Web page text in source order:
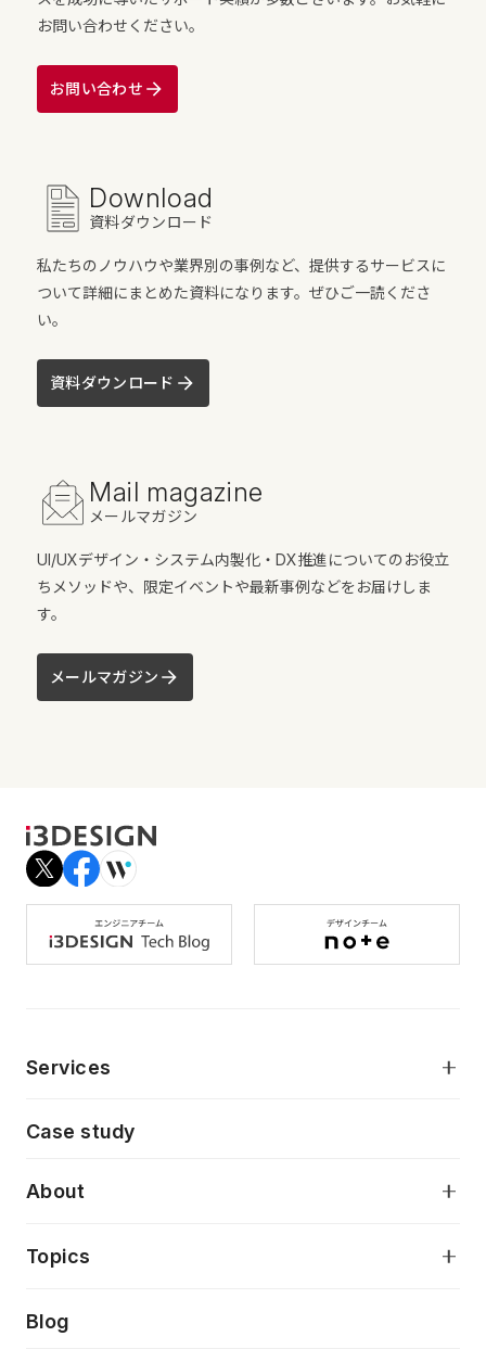
お問い合わせください。
お問い合わせ
Download
資料ダウンロード
私たちのノウハウや業界別の事例など、提供するサービスに
ついて詳細にまとめた資料になります。ぜひご一読くださ
い。
資料ダウンロード
Mail magazine
メールマガジン
UI/UXデザイン・システム内製化・DX推進についてのお役立
ちメソッドや、限定イベントや最新事例などをお届けしま
す。
メールマガジン
Services
AI駆動開発支援
モダナイゼーション
デジタルプロダクトデザイン
デザインシステム構築支援
Case study
About
当社が目指しているもの
Topics
Press release
Blog